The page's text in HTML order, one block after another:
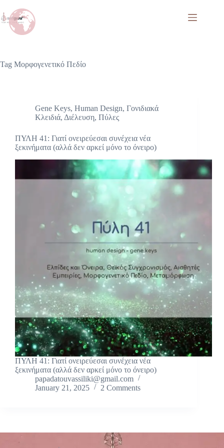
Tag Μορφογενετικό Πεδίο
Gene Keys, Human Design, Γονιδιακά
Κλειδιά, Διέλευση, Πύλες
ΠΥΛΗ 41: Γιατί ονειρεύεσαι συνέχεια νέα
ξεκινήματα (αλλά δεν αρκεί μόνο το όνειρο)
ΠΥΛΗ 41: Γιατί ονειρεύεσαι συνέχεια νέα
ξεκινήματα (αλλά δεν αρκεί μόνο το όνειρο)
papadatouvassiliki@gmail.com
January 21, 2025
2 Comments